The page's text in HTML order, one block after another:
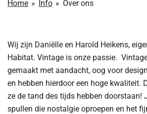
Home » Info » Over ons
Wij zijn Daniëlle en Harold Heikens,
Habitat. Vintage is onze passie.
gemaakt met aandacht, oog voor
en hebben hierdoor een hoge kwaliteit.
ze de tand des tijds hebben doorstaan!
spullen die nostalgie oproepen en het